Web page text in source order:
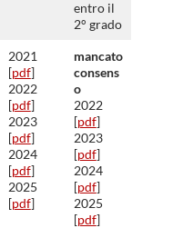
entro il
2° grado
2021
[pdf]
2022
[pdf]
2023
[pdf]
2024
[pdf]
2025
[pdf]
mancato
consens
o
2022
[pdf]
2023
[pdf]
2024
[pdf]
2025
[pdf]